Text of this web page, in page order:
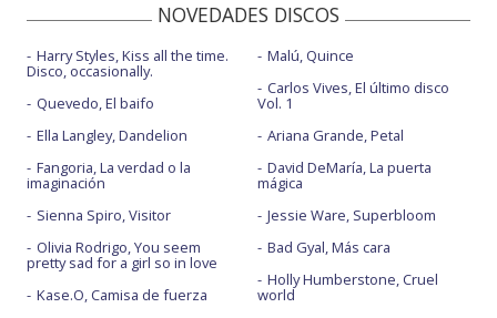
NOVEDADES DISCOS
Harry Styles, Kiss all the time.
Disco, occasionally.
Quevedo, El baifo
Ella Langley, Dandelion
Fangoria, La verdad o la
imaginación
Sienna Spiro, Visitor
Olivia Rodrigo, You seem
pretty sad for a girl so in love
Kase.O, Camisa de fuerza
Malú, Quince
Carlos Vives, El último disco
Vol. 1
Ariana Grande, Petal
David DeMaría, La puerta
mágica
Jessie Ware, Superbloom
Bad Gyal, Más cara
Holly Humberstone, Cruel
world